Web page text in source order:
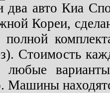
авто Киа
Кореи,
Стоимость
любые
Машины